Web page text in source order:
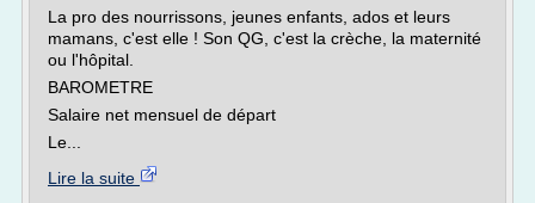
La pro des nourrissons, jeunes enfants, ados et leurs
mamans, c'est elle ! Son QG, c'est la crèche, la maternité
ou l'hôpital.
BAROMETRE
Salaire net mensuel de départ
Le...
Lire la suite